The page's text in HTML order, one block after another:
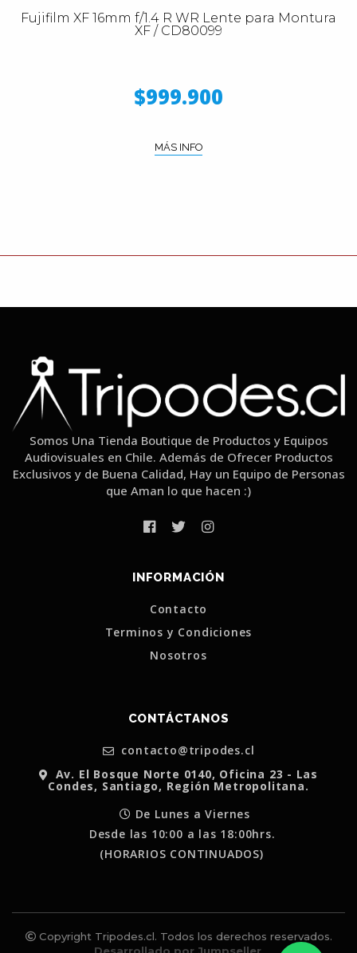
Fujifilm XF 16mm f/1.4 R WR Lente para Montura
XF / CD80099
$999.900
MÁS INFO
Somos Una Tienda Boutique de Productos y Equipos
Audiovisuales en Chile. Además de Ofrecer Productos
Exclusivos y de Buena Calidad, Hay un Equipo de Personas
que Aman lo que hacen :)
INFORMACIÓN
Contacto
Terminos y Condiciones
Nosotros
CONTÁCTANOS
contacto@tripodes.cl
Av. El Bosque Norte 0140, Oficina 23 - Las
Condes, Santiago, Región Metropolitana.
De Lunes a Viernes
Desde las 10:00 a las 18:00hrs.
(HORARIOS CONTINUADOS)
Copyright Tripodes.cl. Todos los derechos reservados.